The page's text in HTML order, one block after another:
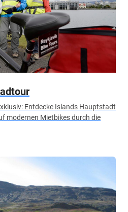
Entdecke Islands Hauptstadt
modernen Mietbikes durch die